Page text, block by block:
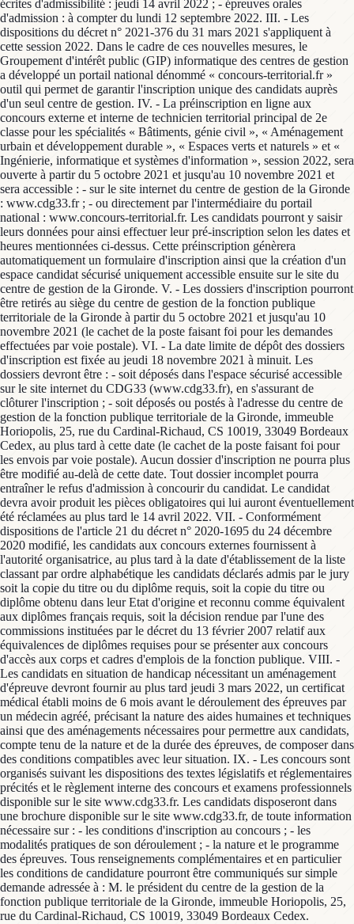
écrites d'admissibilité : jeudi 14 avril 2022 ; - épreuves orales
d'admission : à compter du lundi 12 septembre 2022. III. - Les
dispositions du décret n° 2021-376 du 31 mars 2021 s'appliquent à
cette session 2022. Dans le cadre de ces nouvelles mesures, le
Groupement d'intérêt public (GIP) informatique des centres de gestion
a développé un portail national dénommé « concours-territorial.fr »
outil qui permet de garantir l'inscription unique des candidats auprès
d'un seul centre de gestion. IV. - La préinscription en ligne aux
concours externe et interne de technicien territorial principal de 2e
classe pour les spécialités « Bâtiments, génie civil », « Aménagement
urbain et développement durable », « Espaces verts et naturels » et «
Ingénierie, informatique et systèmes d'information », session 2022, sera
ouverte à partir du 5 octobre 2021 et jusqu'au 10 novembre 2021 et
sera accessible : - sur le site internet du centre de gestion de la Gironde
: www.cdg33.fr ; - ou directement par l'intermédiaire du portail
national : www.concours-territorial.fr. Les candidats pourront y saisir
leurs données pour ainsi effectuer leur pré-inscription selon les dates et
heures mentionnées ci-dessus. Cette préinscription génèrera
automatiquement un formulaire d'inscription ainsi que la création d'un
espace candidat sécurisé uniquement accessible ensuite sur le site du
centre de gestion de la Gironde. V. - Les dossiers d'inscription pourront
être retirés au siège du centre de gestion de la fonction publique
territoriale de la Gironde à partir du 5 octobre 2021 et jusqu'au 10
novembre 2021 (le cachet de la poste faisant foi pour les demandes
effectuées par voie postale). VI. - La date limite de dépôt des dossiers
d'inscription est fixée au jeudi 18 novembre 2021 à minuit. Les
dossiers devront être : - soit déposés dans l'espace sécurisé accessible
sur le site internet du CDG33 (www.cdg33.fr), en s'assurant de
clôturer l'inscription ; - soit déposés ou postés à l'adresse du centre de
gestion de la fonction publique territoriale de la Gironde, immeuble
Horiopolis, 25, rue du Cardinal-Richaud, CS 10019, 33049 Bordeaux
Cedex, au plus tard à cette date (le cachet de la poste faisant foi pour
les envois par voie postale). Aucun dossier d'inscription ne pourra plus
être modifié au-delà de cette date. Tout dossier incomplet pourra
entraîner le refus d'admission à concourir du candidat. Le candidat
devra avoir produit les pièces obligatoires qui lui auront éventuellement
été réclamées au plus tard le 14 avril 2022. VII. - Conformément
dispositions de l'article 21 du décret n° 2020-1695 du 24 décembre
2020 modifié, les candidats aux concours externes fournissent à
l'autorité organisatrice, au plus tard à la date d'établissement de la liste
classant par ordre alphabétique les candidats déclarés admis par le jury
soit la copie du titre ou du diplôme requis, soit la copie du titre ou
diplôme obtenu dans leur Etat d'origine et reconnu comme équivalent
aux diplômes français requis, soit la décision rendue par l'une des
commissions instituées par le décret du 13 février 2007 relatif aux
équivalences de diplômes requises pour se présenter aux concours
d'accès aux corps et cadres d'emplois de la fonction publique. VIII. -
Les candidats en situation de handicap nécessitant un aménagement
d'épreuve devront fournir au plus tard jeudi 3 mars 2022, un certificat
médical établi moins de 6 mois avant le déroulement des épreuves par
un médecin agréé, précisant la nature des aides humaines et techniques
ainsi que des aménagements nécessaires pour permettre aux candidats,
compte tenu de la nature et de la durée des épreuves, de composer dans
des conditions compatibles avec leur situation. IX. - Les concours sont
organisés suivant les dispositions des textes législatifs et réglementaires
précités et le règlement interne des concours et examens professionnels
disponible sur le site www.cdg33.fr. Les candidats disposeront dans
une brochure disponible sur le site www.cdg33.fr, de toute information
nécessaire sur : - les conditions d'inscription au concours ; - les
modalités pratiques de son déroulement ; - la nature et le programme
des épreuves. Tous renseignements complémentaires et en particulier
les conditions de candidature pourront être communiqués sur simple
demande adressée à : M. le président du centre de la gestion de la
fonction publique territoriale de la Gironde, immeuble Horiopolis, 25,
rue du Cardinal-Richaud, CS 10019, 33049 Bordeaux Cedex.